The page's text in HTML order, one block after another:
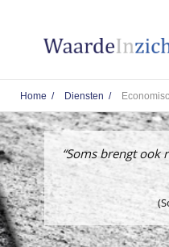
Home / Diensten /
“Soms brengt ook